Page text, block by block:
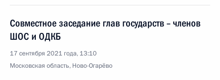
Совместное заседание глав государств – членов
ШОС и ОДКБ
17 сентября 2021 года, 13:10
Московская область, Ново-Огарёво